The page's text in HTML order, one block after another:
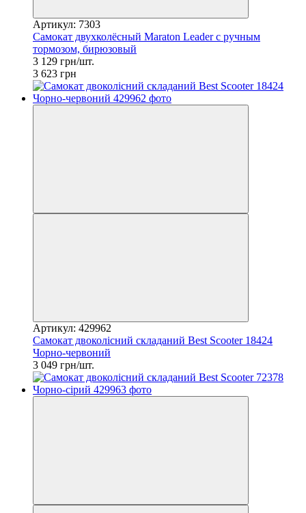
Артикул: 7303
Самокат двухколёсный Maraton Leader с ручным
тормозом, бирюзовый
3 129 грн/шт.
3 623 грн
Артикул: 429962
Самокат двоколісний складаний Best Scooter 18424
Чорно-червоний
3 049 грн/шт.